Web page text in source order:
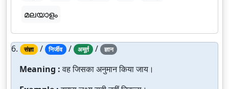
മലയാളം
6. संज्ञा / निर्जीव / अमूर्त / ज्ञान
Meaning :वह जिसका अनुमान किया जाय।